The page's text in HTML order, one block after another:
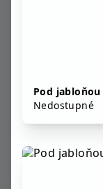
Pod
Nedostupné